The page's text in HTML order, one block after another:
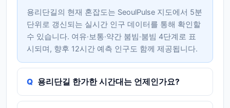
용리단길의 현재 혼잡도는 SeoulPulse 지도에서 5분
단위로 갱신되는 실시간 인구 데이터를 통해 확인할
수 있습니다. 여유·보통·약간 붐빔·붐빔 4단계로 표
시되며, 향후 12시간 예측 인구도 함께 제공됩니다.
용리단길 한가한 시간대는 언제인가요?